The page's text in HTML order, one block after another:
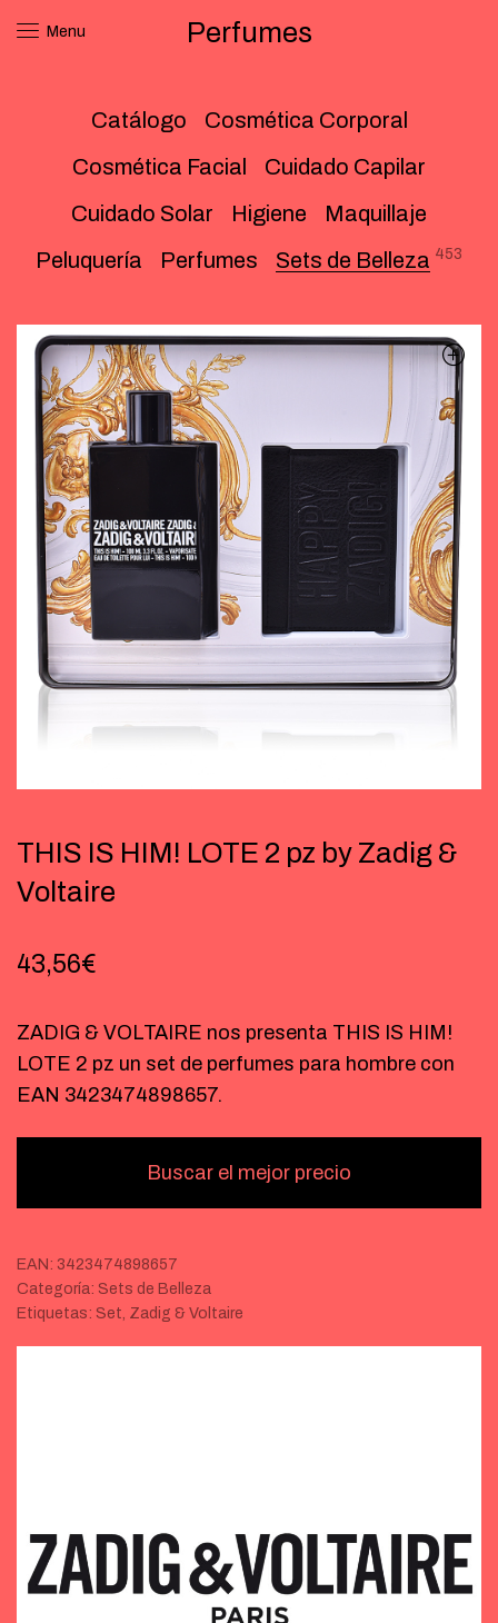
Menu Perfumes
Catálogo
Cosmética Corporal
Cosmética Facial
Cuidado Capilar
Cuidado Solar
Higiene
Maquillaje
Peluquería
Perfumes Sets de Belleza 453
THIS IS HIM! LOTE 2 pz by Zadig &
Voltaire
43,56€
ZADIG & VOLTAIRE nos presenta THIS IS HIM!
LOTE 2 pz un set de perfumes para hombre con
EAN 3423474898657.
Buscar el mejor precio
EAN: 3423474898657
Categoría: Sets de Belleza
Etiquetas: Set, Zadig & Voltaire